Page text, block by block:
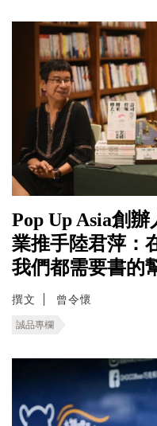
Pop Up Asia創
業推手陸君萍：
我們都需要書的
撰文 曾令懷
誠品專欄